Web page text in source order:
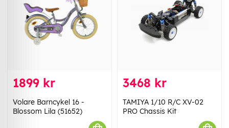
1899 kr
Volare Barncykel 16 -
Blossom Lila (51652)
3468 kr
TAMIYA 1/10 R/C XV-02
PRO Chassis Kit